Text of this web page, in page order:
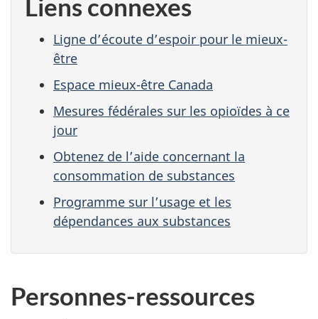
Liens connexes
Ligne d’écoute d’espoir pour le mieux-
être
Espace mieux-être Canada
Mesures fédérales sur les opioïdes à ce
jour
Obtenez de l’aide concernant la
consommation de substances
Programme sur l’usage et les
dépendances aux substances
Personnes-ressources